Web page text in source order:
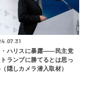
・ハリスに暴露――民主党
ランプに勝てるとは思っ
隠しカメラ潜入取材）